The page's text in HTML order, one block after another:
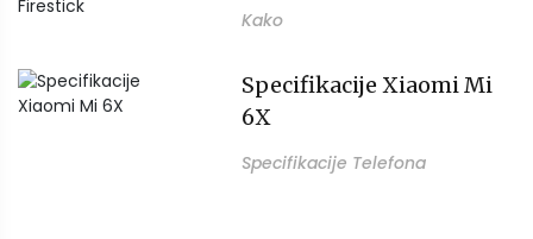
Kako
Specifikacije Xiaomi Mi
6X
Specifikacije Telefona